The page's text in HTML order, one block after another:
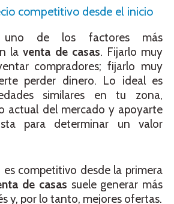
competitivo desde el inicio
de los factores más
laventa de casas. Fijarlo muy
compradores; fijarlo muy
perder dinero. Lo ideal es
similares en tu zona,
actual del mercado y apoyarte
para determinar un valor
es competitivo desde la primera
de casas suele generar más
y, por lo tanto, mejores ofertas.